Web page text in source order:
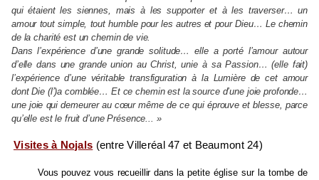
qui étaient les siennes, mais à les supporter et à les traverser… un
amour tout simple, tout humble pour les autres et pour Dieu… Le chemin
de la charité est un chemin de vie.
Dans l’expérience d’une grande solitude… elle a porté l’amour autour
d’elle dans une grande union au Christ, unie à sa Passion… (elle fait)
l’expérience d’une véritable transfiguration à la Lumière de cet amour
dont Die (l’)a comblée… Et ce chemin est la source d’une joie profonde…
une joie qui demeurer au cœur même de ce qui éprouve et blesse, parce
qu’elle est le fruit d’une Présence... »
Visites à Nojals (entre Villeréal 47 et Beaumont 24)
Vous pouvez vous recueillir dans lapetite église sur la tombe de